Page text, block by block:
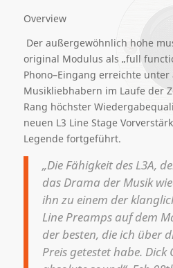
Overview
Der außergewöhnlich hohe
original Modulus als „full
Phono–Eingang erreichte
Musikliebhabern im Laufe der
Rang höchster
neuen L3 Line Stage
Legende fortgeführt.
„Die Fähigkeit des L3A,
das Drama der Musik
ihn zu einem der
Line Preamps auf dem
der besten, die ich über
Preis getestet habe. Dick